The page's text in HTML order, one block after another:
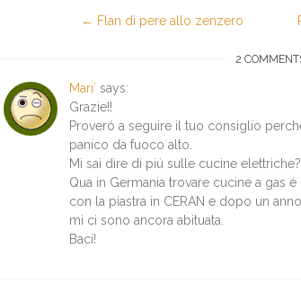
Post navigation
← Flan di pere allo zenzero
2
Mari´ says:
Grazie!!
Proveró a seguire il tuo consiglio
panico da fuoco alto.
Mi sai dire di piú sulle cucine elettriche?
Qua in Germania trovare cucine a gas
con la piastra in CERAN e dopo un
mi ci sono ancora abituata.
Baci!